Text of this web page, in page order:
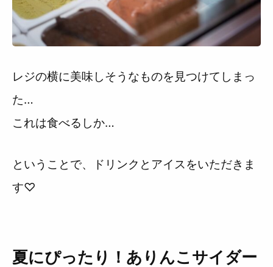
レジの横に美味しそうなものを見つけてしまっ
た…
これは食べるしか…
ということで、ドリンクとアイスをいただきま
す♡
夏にぴったり！ありんこサイダー